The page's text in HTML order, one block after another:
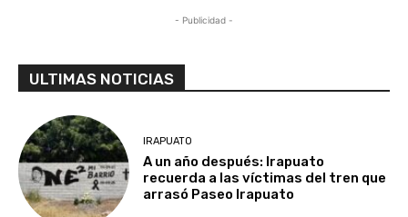
- Publicidad -
ULTIMAS NOTICIAS
IRAPUATO
A un año después: Irapuato
recuerda a las víctimas del tren que
arrasó Paseo Irapuato